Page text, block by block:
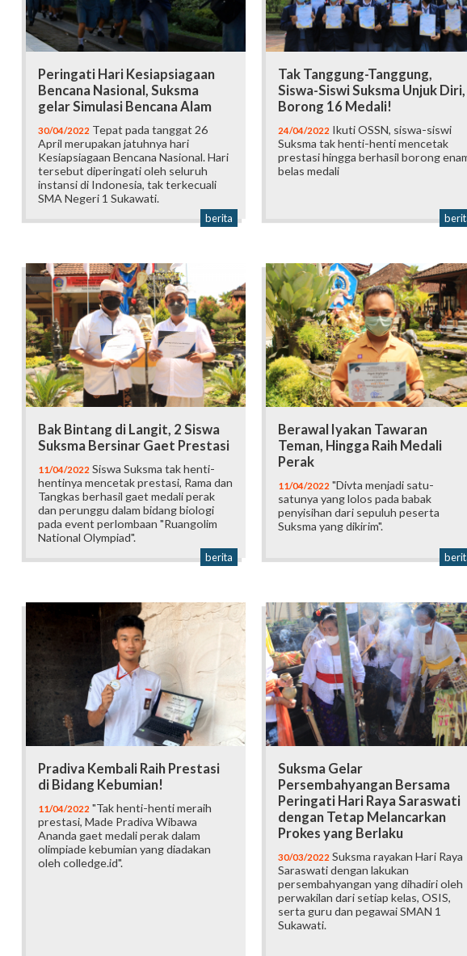
Peringati Hari Kesiapsiagaan
Bencana Nasional, Suksma
gelar Simulasi Bencana Alam
30/04/2022 Tepat pada tanggat 26
April merupakan jatuhnya hari
Kesiapsiagaan Bencana Nasional. Hari
tersebut diperingati oleh seluruh
instansi di Indonesia, tak terkecuali
SMA Negeri 1 Sukawati.
berita
Tak Tanggung-Tanggung,
Siswa-Siswi Suksma Unjuk Diri,
Borong 16 Medali!
24/04/2022 Ikuti OSSN, siswa-siswi
Suksma tak henti-henti mencetak
prestasi hingga berhasil borong
belas medali
Bak Bintang di Langit, 2 Siswa
Suksma Bersinar Gaet Prestasi
11/04/2022 Siswa Suksma tak henti-
hentinya mencetak prestasi, Rama dan
Tangkas berhasil gaet medali perak
dan perunggu dalam bidang biologi
pada event perlombaan "Ruangolim
National Olympiad".
berita
Berawal Iyakan Tawaran
Teman, Hingga Raih Medali
Perak
11/04/2022 "Divta menjadi satu-
satunya yang lolos pada babak
penyisihan dari sepuluh peserta
Suksma yang dikirim".
Pradiva Kembali Raih Prestasi
di Bidang Kebumian!
11/04/2022 "Tak henti-henti meraih
prestasi, Made Pradiva Wibawa
Ananda gaet medali perak dalam
olimpiade kebumian yang diadakan
oleh colledge.id".
Suksma Gelar
Persembahyangan Bersama
Peringati Hari Raya Saraswati
dengan Tetap Melancarkan
Prokes yang Berlaku
30/03/2022 Suksma rayakan Hari Raya
Saraswati dengan lakukan
persembahyangan yang dihadiri oleh
perwakilan dari setiap kelas, OSIS,
serta guru dan pegawai SMAN 1
Sukawati.